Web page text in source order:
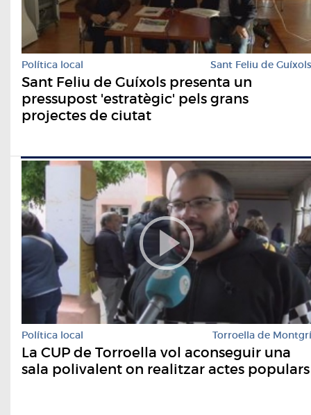
Política local Sant Feliu de Guíxols
Sant Feliu de Guíxols presenta un
pressupost 'estratègic' pels grans
projectes de ciutat
Política local Torroella de Montgrí
La CUP de Torroella vol aconseguir una
sala polivalent on realitzar actes populars